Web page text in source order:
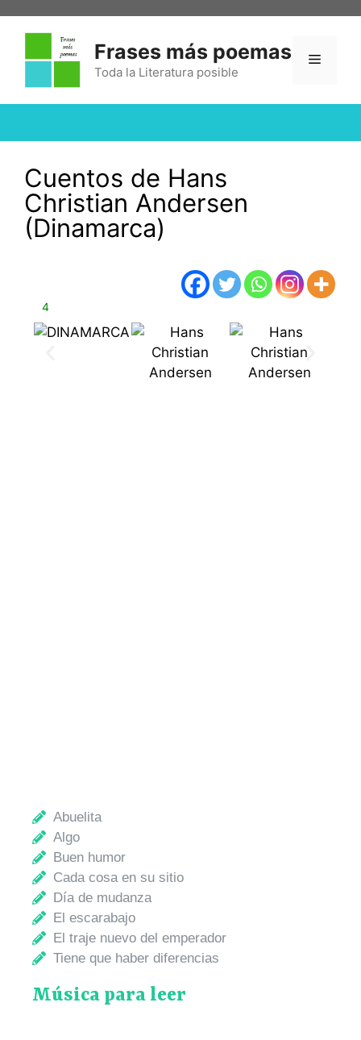
Frases más poemas
Toda la Literatura posible
Cuentos de Hans
Christian Andersen
(Dinamarca)
4
Abuelita
Algo
Buen humor
Cada cosa en su sitio
Día de mudanza
El escarabajo
El traje nuevo del emperador
Tiene que haber diferencias
Música para leer